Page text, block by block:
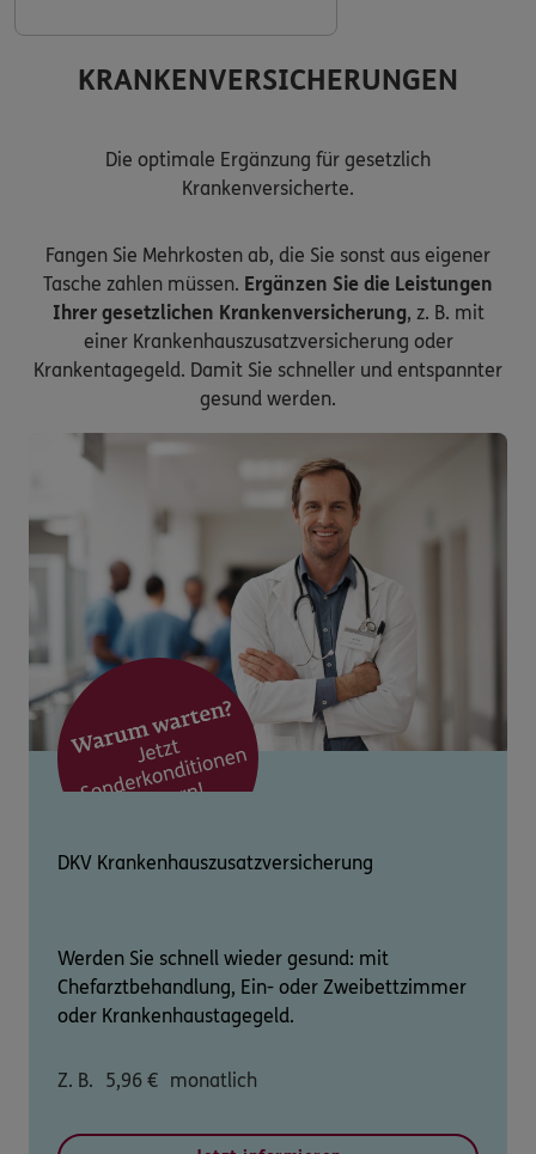
KRANKENVERSICHERUNGEN
Die optimale Ergänzung für gesetzlich
Krankenversicherte.
Fangen Sie Mehrkosten ab, die Sie sonst aus eigener
Tasche zahlen müssen. Ergänzen Sie die Leistungen
Ihrer gesetzlichen Krankenversicherung, z. B. mit
einer Krankenhauszusatzversicherung oder
Krankentagegeld. Damit Sie schneller und entspannter
gesund werden.
DKV Krankenhauszusatzversicherung
Werden Sie schnell wieder gesund: mit
Chefarztbehandlung, Ein- oder Zweibettzimmer
oder Krankenhaustagegeld.
Z. B. 5,96 € monatlich